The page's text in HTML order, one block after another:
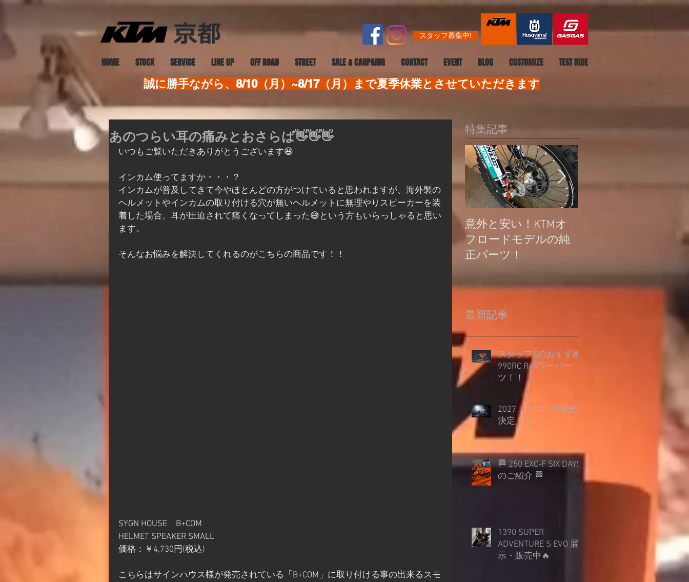
スタッフ募集中!
HOME STOCK SERVICE LINE UP OFF ROAD STREET SALE & CANPAING CONTACT EVENT BLOG CUSTOMIZE TEST RIDE
誠に勝手ながら、8/10（月）~8/17（月）まで夏季休業とさせていただきます
あのつらい耳の痛みとおさらば👋👋👋
いつもご覧いただきありがとうございます😆
インカム使ってますか・・・？
インカムが普及してきて今やほとんどの方がつけていると思われますが、海外製の
ヘルメットやインカムの取り付ける穴が無いヘルメットに無理やりスピーカーを装
着した場合、耳が圧迫されて痛くなってしまった😅という方もいらっしゃると思い
ます。
そんなお悩みを解決してくれるのがこちらの商品です！！
SYGN HOUSE　B+COM
HELMET SPEAKER SMALL
価格：￥4,730円(税込)
こちらはサインハウス様が発売されている「B+COM」に取り付ける事の出来るスモ
特集記事
意外と安い！KTMオ
フロードモデルの純
正パーツ！
最新記事
スタッフSのおすすめ
990RC Rパワーパー
ツ！！
2027 790DUKE発売
決定！！
🏁 250 EXC-F SIX DAYS
のご紹介 🏁
1390 SUPER
ADVENTURE S EVO 展
示・販売中🔥